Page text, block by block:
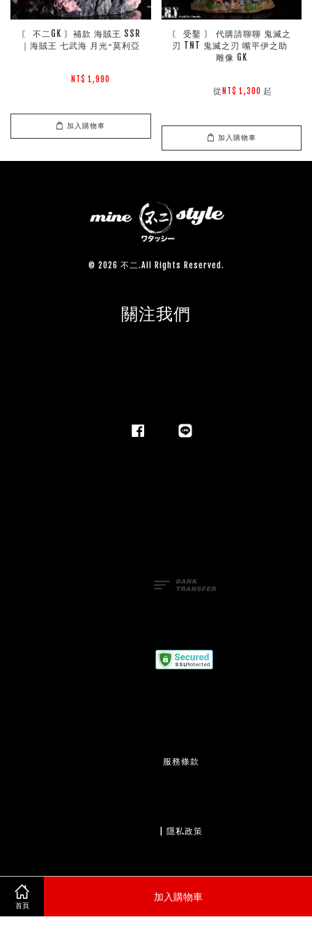
首頁
加入購物車
〘 不二GK 〙補款 海賊王 SSR
｜海賊王 七武海 月光-莫利亞
NT$ 1,990
加入購物車
〘 受鑿 〙 代購請聊聊 鬼滅之
刃 TNT 鬼滅之刃 嘴平伊之助
雕像 GK
        從
NT$ 1,300 起
加入購物車
© 2026 不二.All Rights Reserved.
關注我們
服務條款
隱私政策
                  |
退款政策